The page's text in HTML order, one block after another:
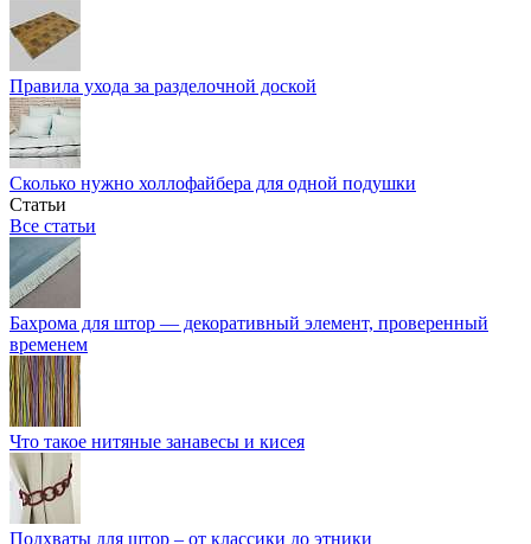
Правила ухода за разделочной доской
Сколько нужно холлофайбера для одной подушки
Статьи
Все статьи
Бахрома для штор — декоративный элемент, проверенный
временем
Что такое нитяные занавесы и кисея
Подхваты для штор – от классики до этники